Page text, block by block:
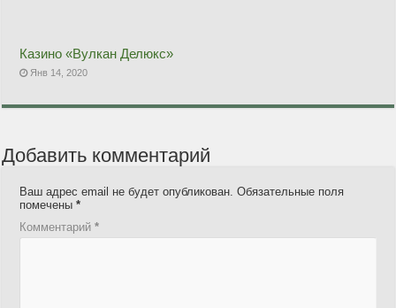
Казино «Вулкан Делюкс»
Янв 14, 2020
Добавить комментарий
Ваш адрес email не будет опубликован. Обязательные поля
помечены*
Комментарий*